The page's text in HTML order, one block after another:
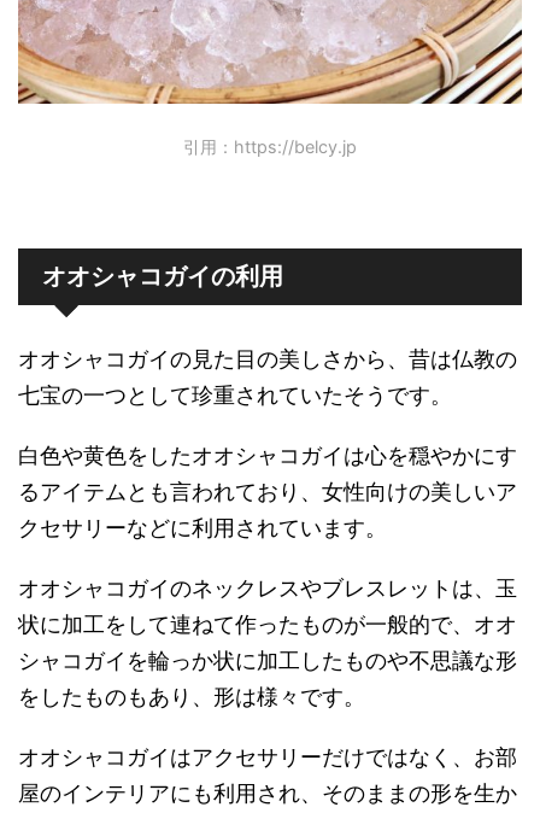
引用：https://belcy.jp
オオシャコガイの利用
オオシャコガイの見た目の美しさから、昔は仏教の
七宝の一つとして珍重されていたそうです。
白色や黄色をしたオオシャコガイは心を穏やかにす
るアイテムとも言われており、女性向けの美しいア
クセサリーなどに利用されています。
オオシャコガイのネックレスやブレスレットは、玉
状に加工をして連ねて作ったものが一般的で、オオ
シャコガイを輪っか状に加工したものや不思議な形
をしたものもあり、形は様々です。
オオシャコガイはアクセサリーだけではなく、お部
屋のインテリアにも利用され、そのままの形を生か